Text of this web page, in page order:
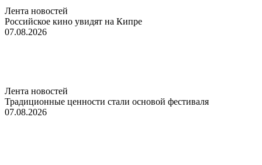
Лента новостей
Российское кино увидят на Кипре
07.08.2026
Лента новостей
Традиционные ценности стали основой фестиваля
07.08.2026